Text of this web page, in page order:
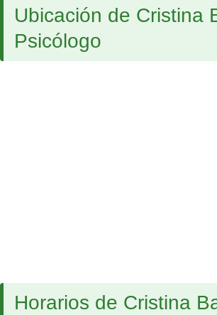
Ubicación de Cristina
Psicólogo
Horarios de Cristina